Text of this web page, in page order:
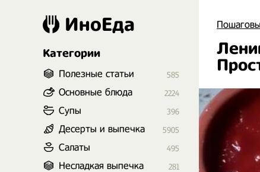
ИноЕда
Категории
Полезные статьи 585
Основные блюда 2224
Супы 396
Десерты и выпечка 5905
Салаты 495
Несладкая выпечка 281